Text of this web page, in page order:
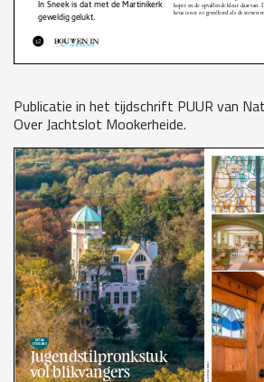
Publicatie in het tijdschrift PUUR van
Over Jachtslot Mookerheide.